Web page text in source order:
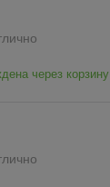
через корзину